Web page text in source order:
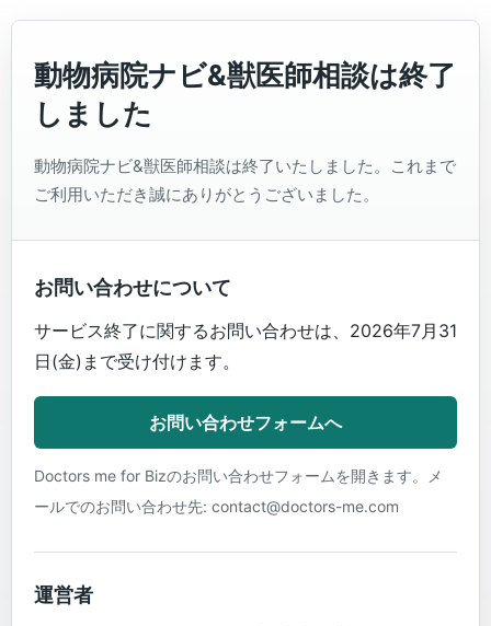
動物病院ナビ&獣医師相談は終了
しました
動物病院ナビ&獣医師相談は終了いたしました。これまで
ご利用いただき誠にありがとうございました。
お問い合わせについて
サービス終了に関するお問い合わせは、2026年7月31
日(金)まで受け付けます。
お問い合わせフォームへ
Doctors me for Bizのお問い合わせフォームを開きます。メ
ールでのお問い合わせ先: contact@doctors-me.com
運営者